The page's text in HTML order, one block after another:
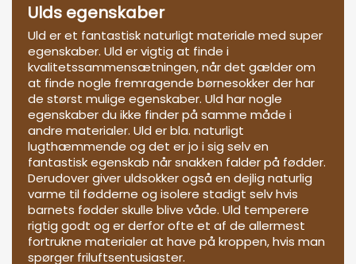
Ulds egenskaber
Uld er et fantastisk naturligt materiale med super
egenskaber. Uld er vigtig at finde i
kvalitetssammensætningen, når det gælder om
at finde nogle fremragende børnesokker der har
de størst mulige egenskaber. Uld har nogle
egenskaber du ikke finder på samme måde i
andre materialer. Uld er bla. naturligt
lugthæmmende og det er jo i sig selv en
fantastisk egenskab når snakken falder på fødder.
Derudover giver uldsokker også en dejlig naturlig
varme til fødderne og isolere stadigt selv hvis
barnets fødder skulle blive våde. Uld temperere
rigtig godt og er derfor ofte et af de allermest
fortrukne materialer at have på kroppen, hvis man
spørger friluftsentusiaster.